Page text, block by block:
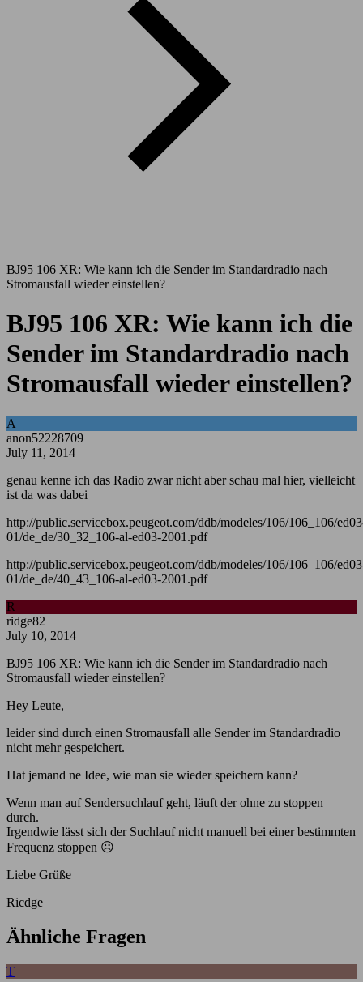
BJ95 106 XR: Wie kann ich die Sender im Standardradio nach
Stromausfall wieder einstellen?
BJ95 106 XR: Wie kann ich die
Sender im Standardradio nach
Stromausfall wieder einstellen?
A
anon52228709
July 11, 2014
genau kenne ich das Radio zwar nicht aber schau mal hier, vielleicht
ist da was dabei
http://public.servicebox.peugeot.com/ddb/modeles/106/106_106/
01/de_de/30_32_106-al-ed03-2001.pdf
http://public.servicebox.peugeot.com/ddb/modeles/106/106_106/
01/de_de/40_43_106-al-ed03-2001.pdf
R
ridge82
July 10, 2014
BJ95 106 XR: Wie kann ich die Sender im Standardradio nach
Stromausfall wieder einstellen?
Hey Leute,
leider sind durch einen Stromausfall alle Sender im Standardradio
nicht mehr gespeichert.
Hat jemand ne Idee, wie man sie wieder speichern kann?
Wenn man auf Sendersuchlauf geht, läuft der ohne zu stoppen
durch.
Irgendwie lässt sich der Suchlauf nicht manuell bei einer bestimmten
Frequenz stoppen ☹️
Liebe Grüße
Ricdge
Ähnliche Fragen
T